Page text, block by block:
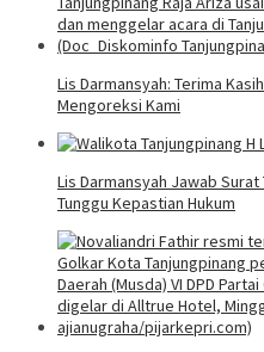
Lis Darmansyah: Terima
Mengoreksi Kami
Lis Darmansyah Jawab
Tunggu Kepastian Hukum